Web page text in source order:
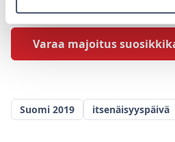
Varaa majoitus
Suomi 2019 itsenäisyyspäivä